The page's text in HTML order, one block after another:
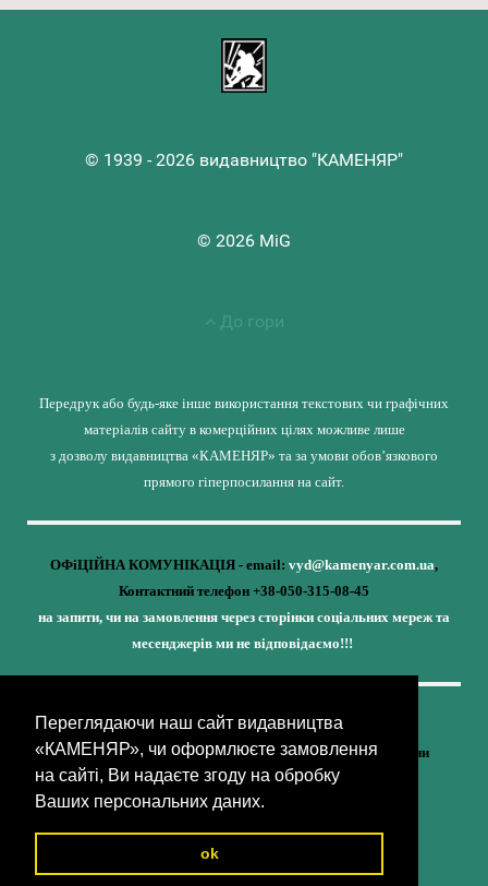
Переглядаючи наш сайт видавництва
«КАМЕНЯР», чи оформлюєте замовлення
на сайті, Ви надаєте згоду на обробку
Ваших персональних даних.
ok
© 1939 - 2026 видавництво "КАМЕНЯР"
© 2026 MiG
До гори
Передрук або будь-яке інше використання текстових чи графічних
матеріалів сайту в комерційних цілях можливе лише
з дозволу видавництва «КАМЕНЯР» та за умови обов’язкового
прямого гіперпосилання на сайт.
ОФіЦІЙНА КОМУНІКАЦІЯ - email: vyd@kamenyar.com.ua,
Контактний телефон +38-050-315-08-45
на запити, чи на замовлення через сторінки соціальних мереж та
месенджерів ми не відповідаємо!!!
Кожне наше видання - це внесок у спротив,
у збереження ідентичності та неминучу перемогу України
(видавництво «КАМЕНЯР»)